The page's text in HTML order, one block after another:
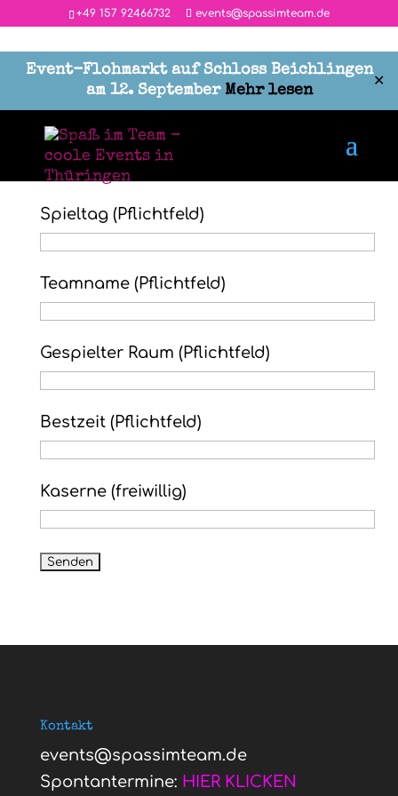
‭+49 157 92466732 events@spassimteam.de
Event-Flohmarkt auf Schloss Beichlingen
am 12. September Mehr lesen ✕
Gewinnspiel
Spieltag (Pflichtfeld)
Teamname (Pflichtfeld)
Gespielter Raum (Pflichtfeld)
Bestzeit (Pflichtfeld)
Kaserne (freiwillig)
Kontakt
events@spassimteam.de
Spontantermine: HIER KLICKEN